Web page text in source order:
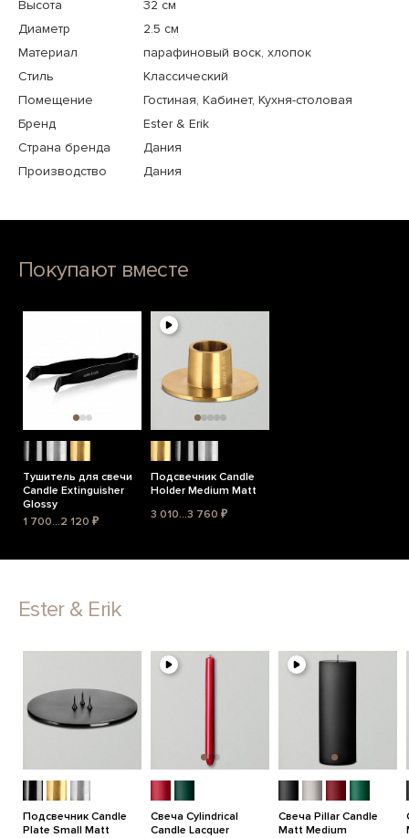
Высота
32 см
Диаметр
2.5 см
Материал
парафиновый воск, хлопок
Стиль
Классический
Помещение
Гостиная, Кабинет, Кухня-столовая
Бренд
Ester & Erik
Страна бренда
Дания
Производство
Дания
Покупают вместе
Тушитель для свечи
Candle Extinguisher
Glossy
1 700...2 120 ₽
Подсвечник Candle
Holder Medium Matt
3 010...3 760 ₽
Ester & Erik
Подсвечник Candle
Plate Small Matt
Свеча Cylindrical
Candle Lacquer
Свеча Pillar Candle
Matt Medium